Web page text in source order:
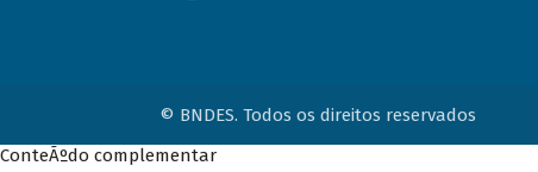
© BNDES. Todos os direitos reservados
ConteÃºdo complementar